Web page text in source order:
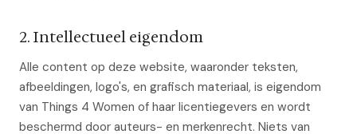
2. Intellectueel eigendom
Alle content op deze website, waaronder teksten,
afbeeldingen, logo's, en grafisch materiaal, is eigendom
van Things 4 Women of haar licentiegevers en wordt
beschermd door auteurs- en merkenrecht. Niets van